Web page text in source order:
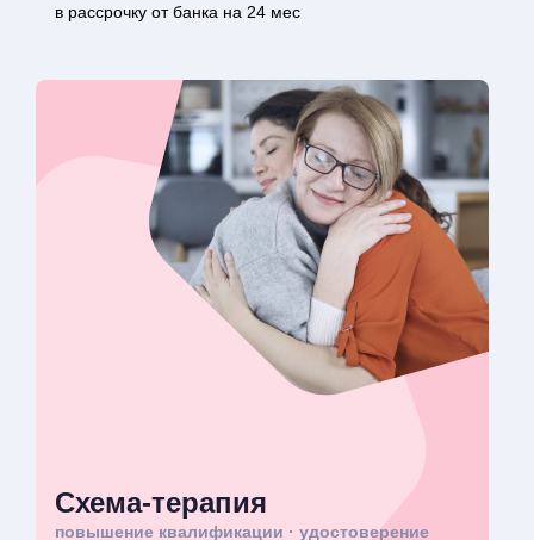
в рассрочку от банка на 24 мес
Схема-терапия
повышение квалификации · удостоверение